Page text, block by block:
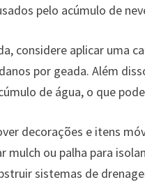
pelo acúmulo de
considere aplicar uma
por geada. Além
de água, o que
decorações e itens
mulch ou palha para
sistemas de